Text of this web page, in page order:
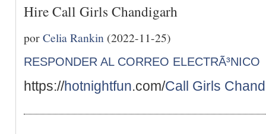
Hire Call Girls Chandigarh
porCelia Rankin (2022-11-25)
RESPONDER AL CORREO ELECTRÃ³NICO
https://hotnightfun.com/Call Girls